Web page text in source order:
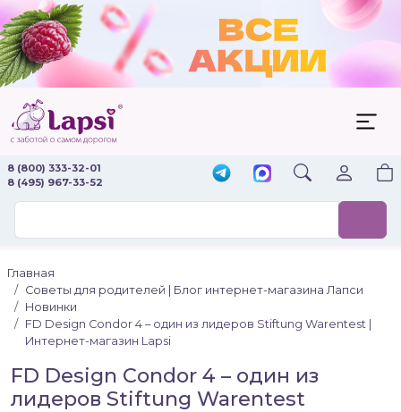
8 (800) 333-32-01
8 (495) 967-33-52
Главная
Советы для родителей | Блог интернет-магазина Лапси
Новинки
FD Design Condor 4 – один из лидеров Stiftung Warentest |
Интернет-магазин Lapsi
FD Design Condor 4 – один из
лидеров Stiftung Warentest